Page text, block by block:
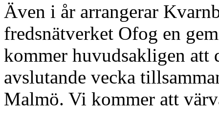
Även i år arrangerar
fredsnätverket Ofog en
kommer huvudsakligen att
avslutande vecka
Malmö. Vi kommer att